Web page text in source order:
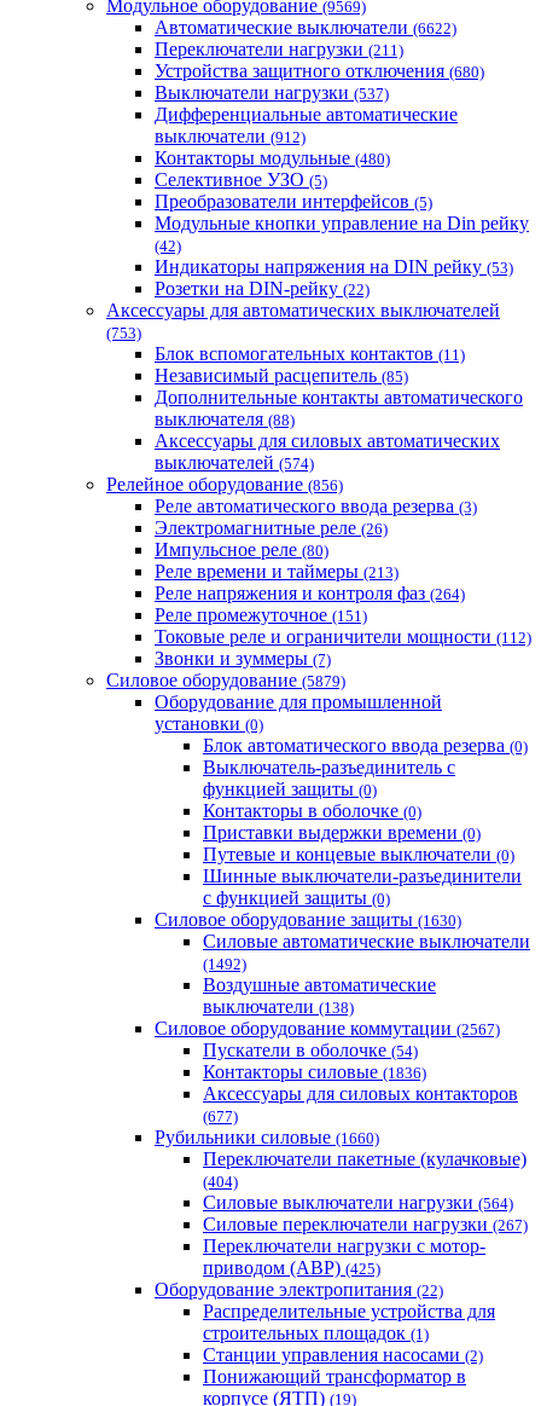
Модульное оборудование (9569)
Автоматические выключатели (6622)
Переключатели нагрузки (211)
Устройства защитного отключения (680)
Выключатели нагрузки (537)
Дифференциальные автоматические
выключатели (912)
Контакторы модульные (480)
Селективное УЗО (5)
Преобразователи интерфейсов (5)
Модульные кнопки управление на Din рейку
(42)
Индикаторы напряжения на DIN рейку (53)
Розетки на DIN-рейку (22)
Аксессуары для автоматических выключателей
(753)
Блок вспомогательных контактов (11)
Независимый расцепитель (85)
Дополнительные контакты автоматического
выключателя (88)
Аксессуары для силовых автоматических
выключателей (574)
Релейное оборудование (856)
Реле автоматического ввода резерва (3)
Электромагнитные реле (26)
Импульсное реле (80)
Реле времени и таймеры (213)
Реле напряжения и контроля фаз (264)
Реле промежуточное (151)
Токовые реле и ограничители мощности (112)
Звонки и зуммеры (7)
Силовое оборудование (5879)
Оборудование для промышленной
установки (0)
Блок автоматического ввода резерва (0)
Выключатель-разъединитель с
функцией защиты (0)
Контакторы в оболочке (0)
Приставки выдержки времени (0)
Путевые и концевые выключатели (0)
Шинные выключатели-разъединители
с функцией защиты (0)
Силовое оборудование защиты (1630)
Силовые автоматические выключатели
(1492)
Воздушные автоматические
выключатели (138)
Силовое оборудование коммутации (2567)
Пускатели в оболочке (54)
Контакторы силовые (1836)
Аксессуары для силовых контакторов
(677)
Рубильники силовые (1660)
Переключатели пакетные (кулачковые)
(404)
Силовые выключатели нагрузки (564)
Cиловые переключатели нагрузки (267)
Переключатели нагрузки с мотор-
приводом (АВР) (425)
Оборудование электропитания (22)
Распределительные устройства для
строительных площадок (1)
Станции управления насосами (2)
Понижающий трансформатор в
корпусе (ЯТП) (19)